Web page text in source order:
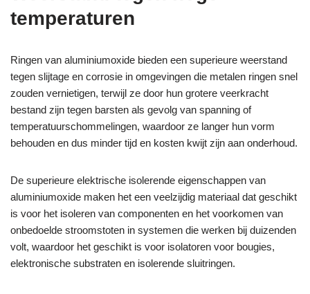
temperaturen
Ringen van aluminiumoxide bieden een superieure weerstand
tegen slijtage en corrosie in omgevingen die metalen ringen snel
zouden vernietigen, terwijl ze door hun grotere veerkracht
bestand zijn tegen barsten als gevolg van spanning of
temperatuurschommelingen, waardoor ze langer hun vorm
behouden en dus minder tijd en kosten kwijt zijn aan onderhoud.
De superieure elektrische isolerende eigenschappen van
aluminiumoxide maken het een veelzijdig materiaal dat geschikt
is voor het isoleren van componenten en het voorkomen van
onbedoelde stroomstoten in systemen die werken bij duizenden
volt, waardoor het geschikt is voor isolatoren voor bougies,
elektronische substraten en isolerende sluitringen.